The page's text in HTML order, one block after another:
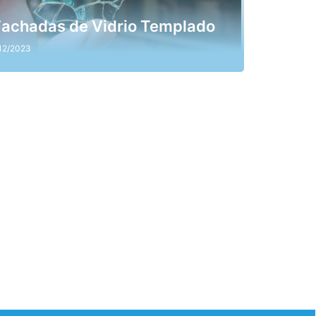
de Vidrio Templado
2023